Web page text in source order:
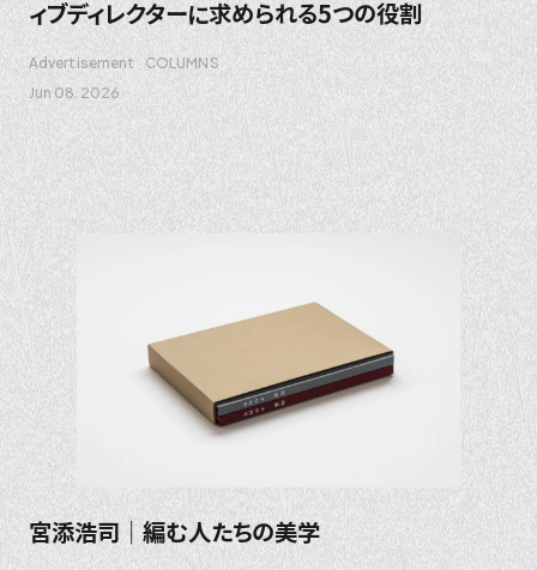
ィブディレクターに求められる5つの役割
Advertisement
COLUMNS
Jun 08. 2026
宮添浩司｜編む人たちの美学